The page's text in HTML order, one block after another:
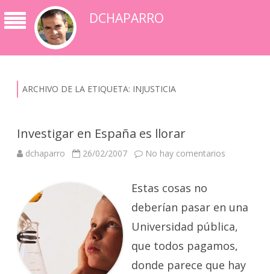
DCHAPARRO
ARCHIVO DE LA ETIQUETA: INJUSTICIA
Investigar en España es llorar
dchaparro 26/02/2007 No hay comentarios
Estas cosas no
deberían pasar en una
Universidad pública,
que todos pagamos,
donde parece que hay